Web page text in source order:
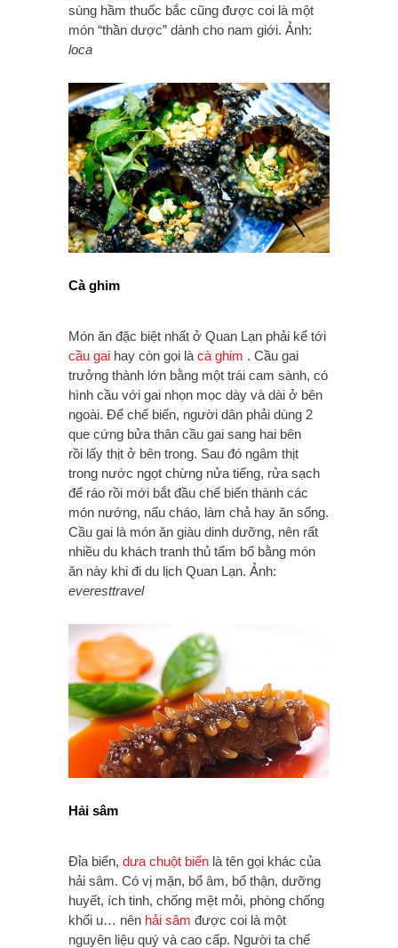
sùng hầm thuốc bắc cũng được coi là một
món “thần dược” dành cho nam giới. Ảnh:
loca
Cà ghim
Món ăn đặc biệt nhất ở Quan Lạn phải kể tới
cầu gai hay còn gọi là cà ghim . Cầu gai
trưởng thành lớn bằng một trái cam sành, có
hình cầu với gai nhọn mọc dày và dài ở bên
ngoài. Để chế biến, người dân phải dùng 2
que cứng bửa thân cầu gai sang hai bên
rồi lấy thịt ở bên trong. Sau đó ngâm thịt
trong nước ngọt chừng nửa tiếng, rửa sạch
để ráo rồi mới bắt đầu chế biến thành các
món nướng, nấu cháo, làm chả hay ăn sống.
Cầu gai là món ăn giàu dinh dưỡng, nên rất
nhiều du khách tranh thủ tẩm bổ bằng món
ăn này khi đi du lịch Quan Lạn. Ảnh:
everesttravel
Hải sâm
Đỉa biển, dưa chuột biển là tên gọi khác của
hải sâm. Có vị mặn, bổ âm, bổ thận, dưỡng
huyết, ích tinh, chống mệt mỏi, phòng chống
khối u… nên hải sâm được coi là một
nguyên liệu quý và cao cấp. Người ta chế